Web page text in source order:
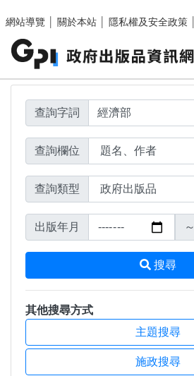
網站導覽
關於本站 隱私權及安全政策
搜尋結果頁面
查詢字詞
查詢欄位
查詢類型
出版年月 ～
搜尋
其他搜尋方式
主題搜尋
施政搜尋